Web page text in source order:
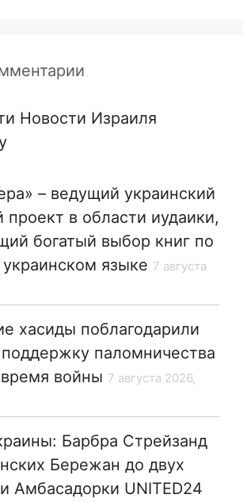
Новости Израиля
– ведущий украинский
проект в области иудаики,
богатый выбор книг по
языке 7 августа
хасиды поблагодарили
паломничества
войны 7 августа 2026,
Барбра Стрейзанд
Бережан до двух
Амбасадорки UNITED24